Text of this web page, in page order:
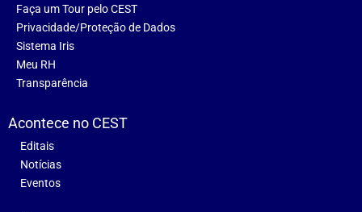
Faça um Tour pelo CEST
Privacidade/Proteção de Dados
Sistema Iris
Meu RH
Transparência
Acontece no CEST
Editais
Notícias
Eventos